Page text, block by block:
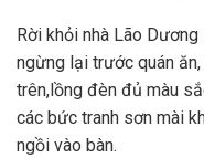
Rời khỏi nhà Lão
ngừng lại trước quán
trên,lồng đèn đủ màu
các bức tranh sơn mài
ngồi vào bàn.